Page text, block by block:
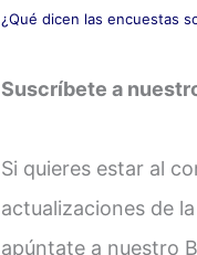
¿Qué dicen las encuestas
Suscríbete a
Si quieres estar al
actualizaciones de
apúntate a nuestro